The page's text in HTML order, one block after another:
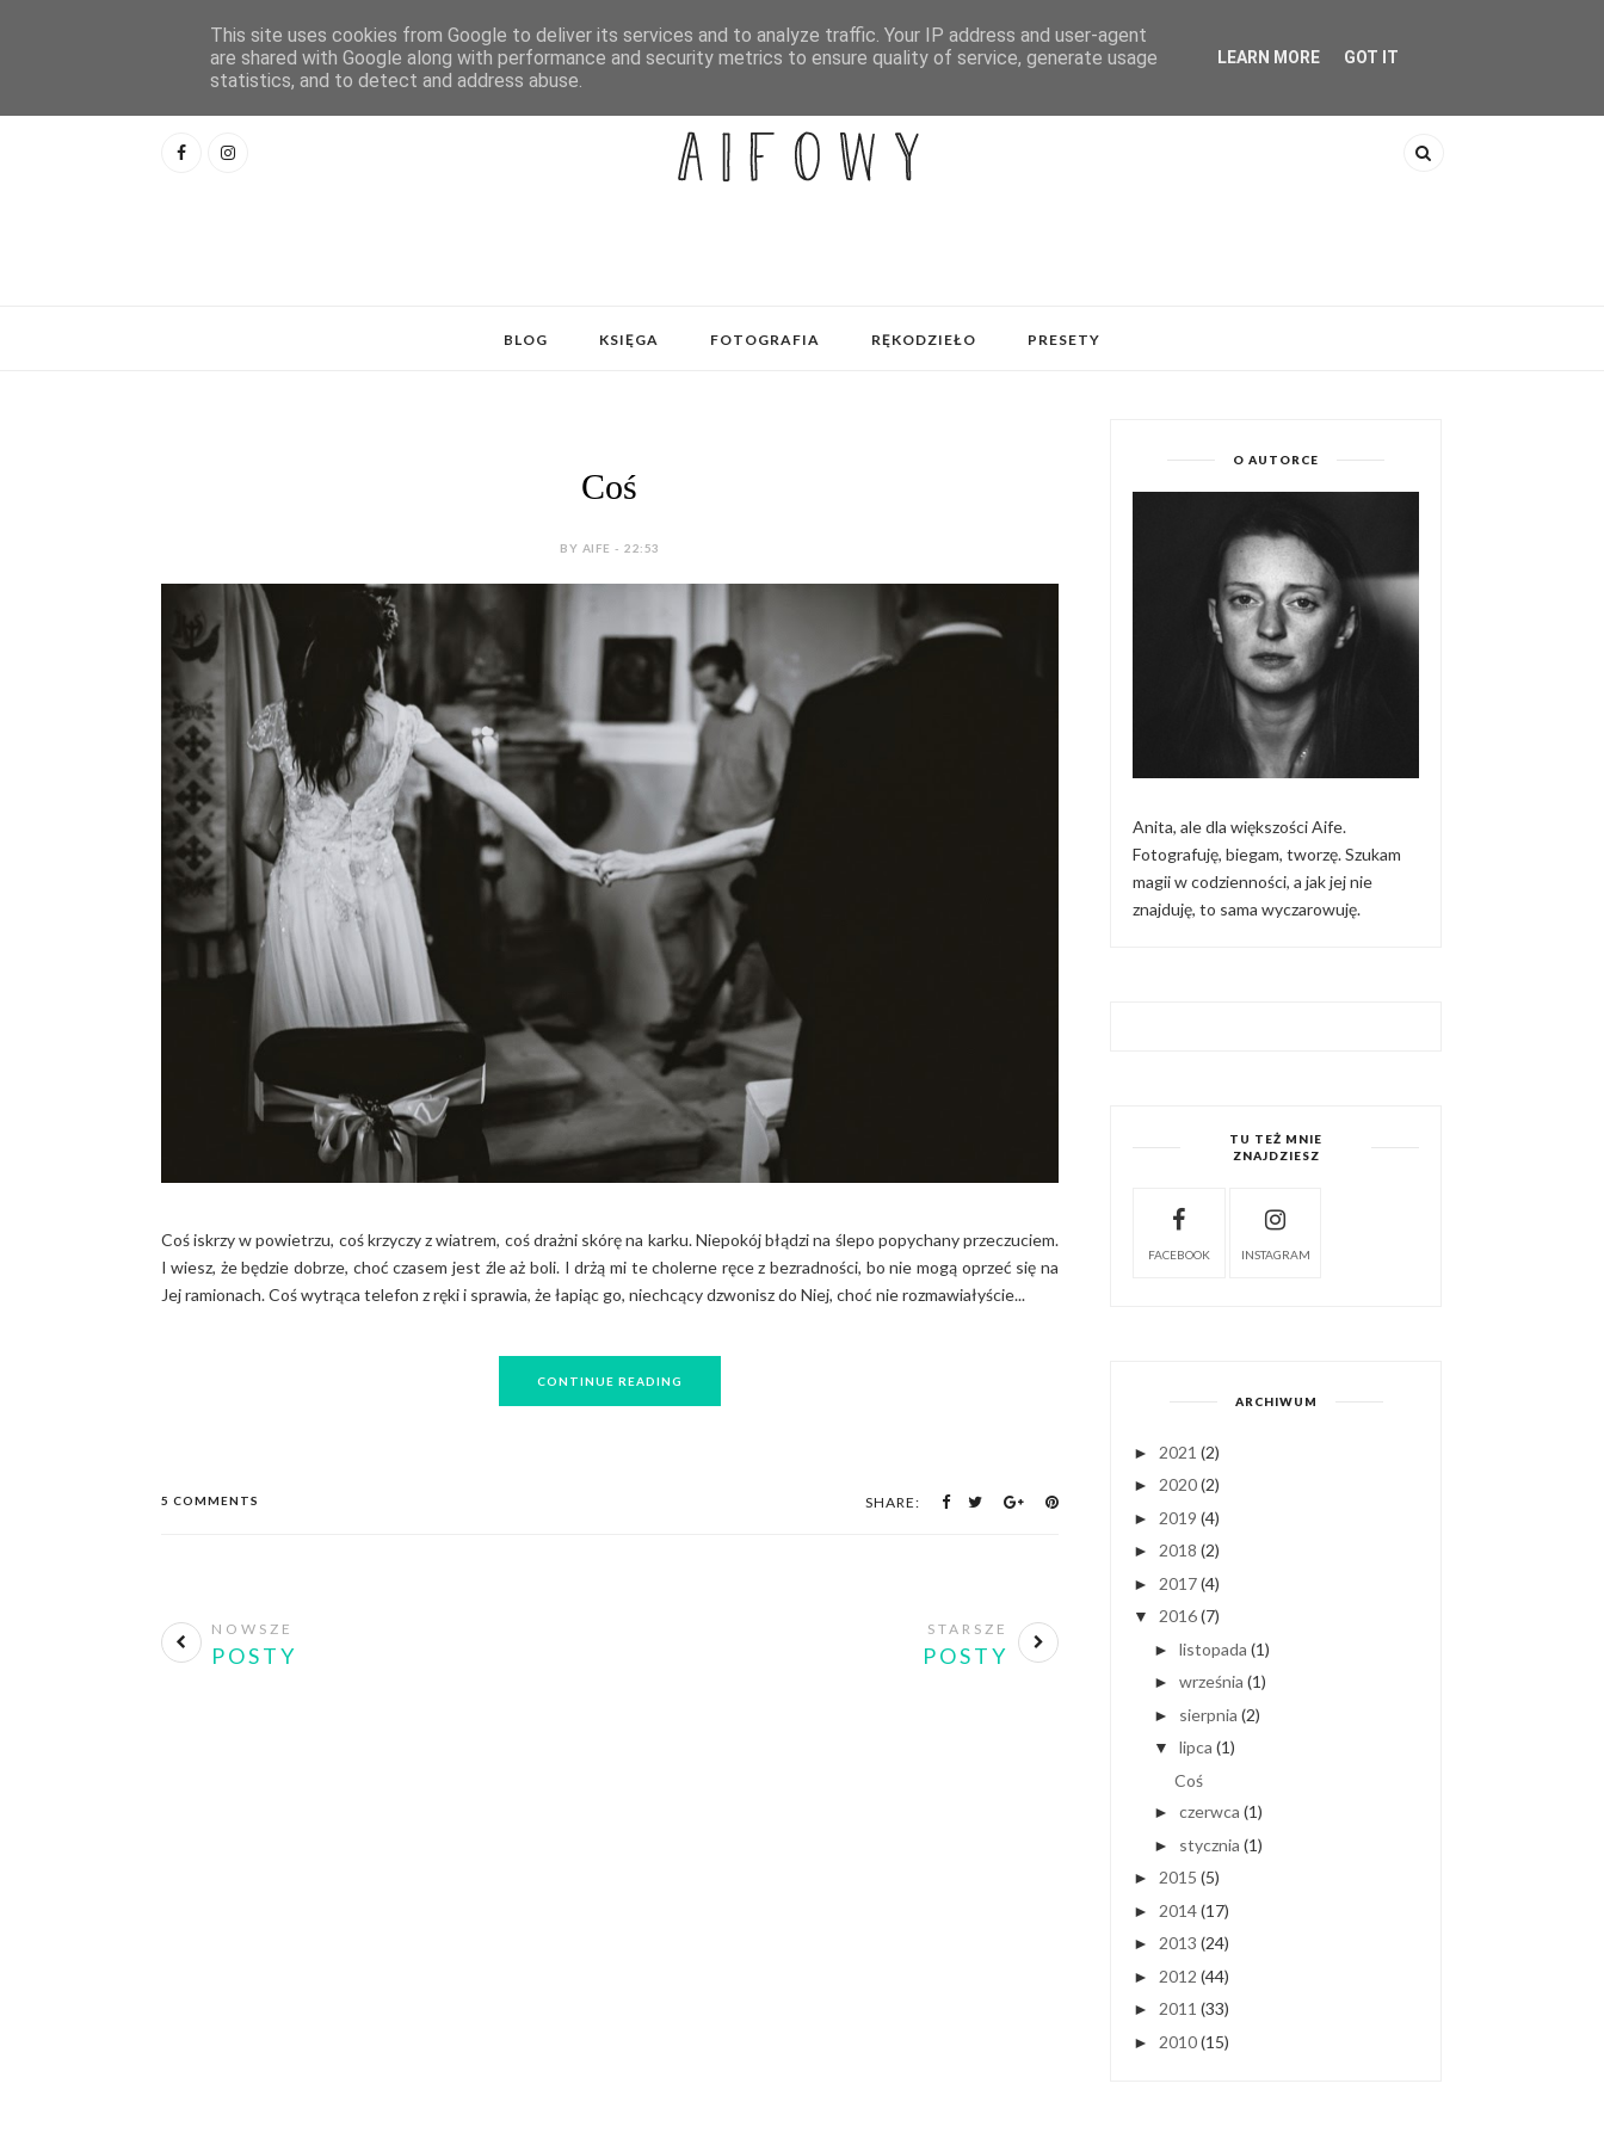
BLOG KSIĘGA FOTOGRAFIA RĘKODZIEŁO PRESETY
Coś
BY AIFE - 22:53
Coś iskrzy w powietrzu, coś krzyczy z wiatrem, coś drażni skórę na karku. Niepokój błądzi na ślepo popychany przeczuciem.
I wiesz, że będzie dobrze, choć czasem jest źle aż boli. I drżą mi te cholerne ręce z bezradności, bo nie mogą oprzeć się na
Jej ramionach. Coś wytrąca telefon z ręki i sprawia, że łapiąc go, niechcący dzwonisz do Niej, choć nie rozmawiałyście...
CONTINUE READING
5 COMMENTS SHARE:
NOWSZE
POSTY
STARSZE
POSTY
O AUTORCE
Anita, ale dla większości Aife.
Fotografuję, biegam, tworzę. Szukam
magii w codzienności, a jak jej nie
znajduję, to sama wyczarowuję.
TU TEŻ MNIE
ZNAJDZIESZ
FACEBOOK INSTAGRAM
ARCHIWUM
► 2021 (2)
► 2020(2)
► 2019 (4)
► 2018 (2)
► 2017(4)
▼ 2016(7)
► listopada (1)
► września (1)
► sierpnia (2)
▼ lipca (1)
Coś
► czerwca (1)
► stycznia (1)
► 2015 (5)
► 2014(17)
► 2013 (24)
► 2012 (44)
► 2011 (33)
► 2010(15)
This site uses cookies from Google to deliver its services and to analyze traffic. Your IP address and user-agent
are shared with Google along with performance and security metrics to ensure quality of service, generate usage
statistics, and to detect and address abuse.
LEARN MORE GOT IT